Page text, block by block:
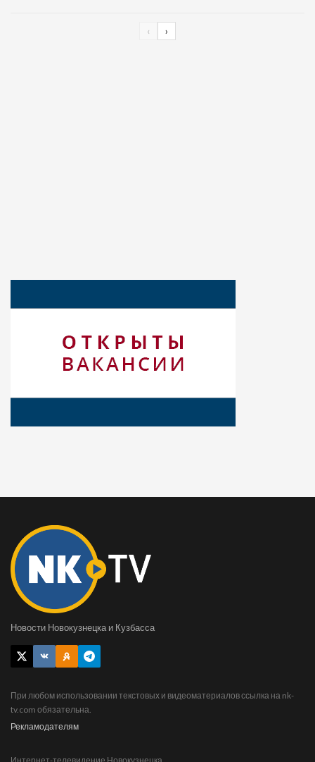
‹ ›
Новости Новокузнецка и Кузбасса
При любом использовании текстовых и видеоматериалов ссылка на nk-
tv.com обязательна.
Рекламодателям